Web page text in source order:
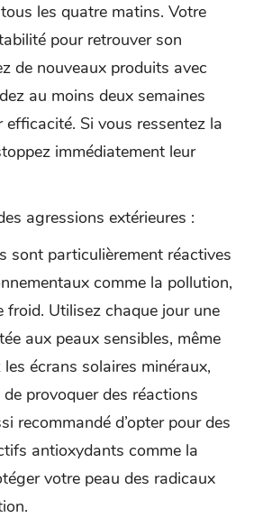
les quatre matins. Votre
pour retrouver son
de nouveaux produits avec
au moins deux semaines
efficacité. Si vous ressentez la
immédiatement leur
agressions extérieures :
sont particulièrement réactives
comme la pollution,
froid. Utilisez chaque jour une
aux peaux sensibles, même
écrans solaires minéraux,
provoquer des réactions
recommandé d’opter pour des
antioxydants comme la
votre peau des radicaux